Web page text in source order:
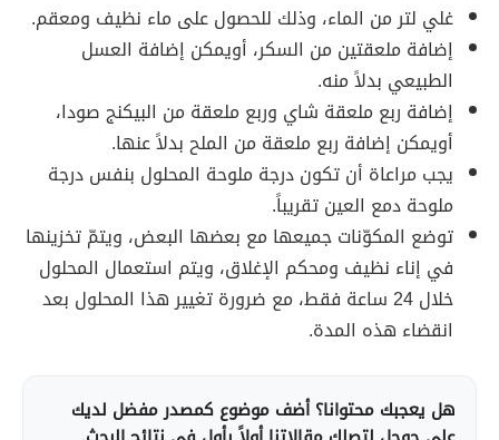
غلي لتر من الماء، وذلك للحصول على ماء نظيف ومعقم.
إضافة ملعقتين من السكر، أويمكن إضافة العسل
الطبيعي بدلاً منه.
إضافة ربع ملعقة شاي وربع ملعقة من البيكنج صودا،
أويمكن إضافة ربع ملعقة من الملح بدلاً عنها.
يجب مراعاة أن تكون درجة ملوحة المحلول بنفس درجة
ملوحة دمع العين تقريباً.
توضع المكوّنات جميعها مع بعضها البعض، ويتمّ تخزينها
في إناء نظيف ومحكم الإغلاق، ويتم استعمال المحلول
خلال 24 ساعة فقط، مع ضرورة تغيير هذا المحلول بعد
انقضاء هذه المدة.
هل يعجبك محتوانا؟ أضف موضوع كمصدر مفضل لديك